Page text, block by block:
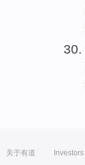
关于有道 Investors